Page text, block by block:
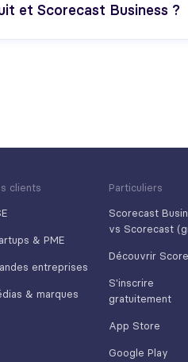
et Scorecast Business ?
clients
& PME
entreprises
& marques
Particuliers
Scorecast
vs Scorecast
Découvrir
S'inscrire
gratuitement
App Store
Google Play